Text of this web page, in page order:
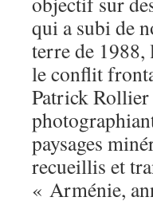
qui a subi de
terre de 1988,
le conflit
Patrick Rollier
paysages
recueillis et
« Arménie,